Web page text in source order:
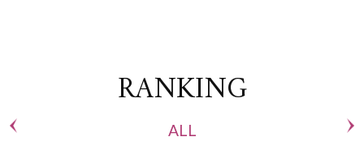
RANKING
ALL